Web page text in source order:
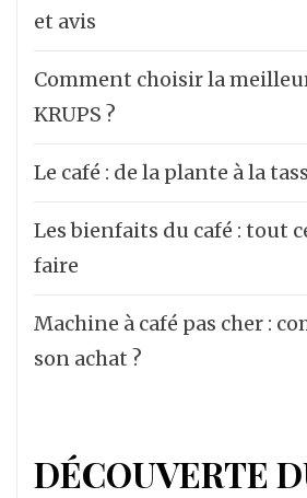
et avis
Comment choisir la
KRUPS ?
Le café : de la plante à la
Les bienfaits du café : tout
faire
Machine à café pas cher :
son achat ?
DÉCOUVERTE